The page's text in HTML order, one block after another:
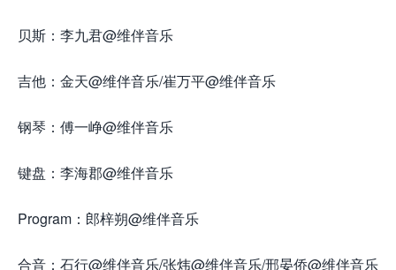
贝斯：李九君@维伴音乐
吉他：金天@维伴音乐/崔万平@维伴音乐
钢琴：傅一峥@维伴音乐
键盘：李海郡@维伴音乐
Program：郎梓朔@维伴音乐
合音：石行@维伴音乐/张炜@维伴音乐/邢晏侨@维伴音乐